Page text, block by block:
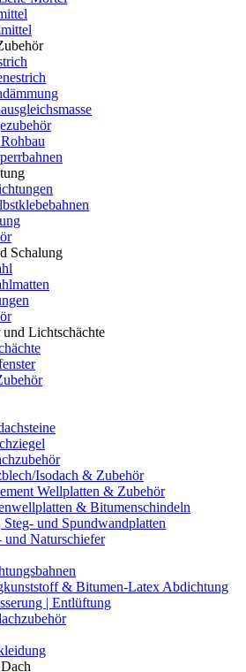
Schalung
Lichtschächte
Isodach & Zubehör
Wellplatten & Zubehör
& Bitumenschindeln
und Spundwandplatten
und Naturschiefer
& Bitumen-Latex Abdichtung
| Entlüftung